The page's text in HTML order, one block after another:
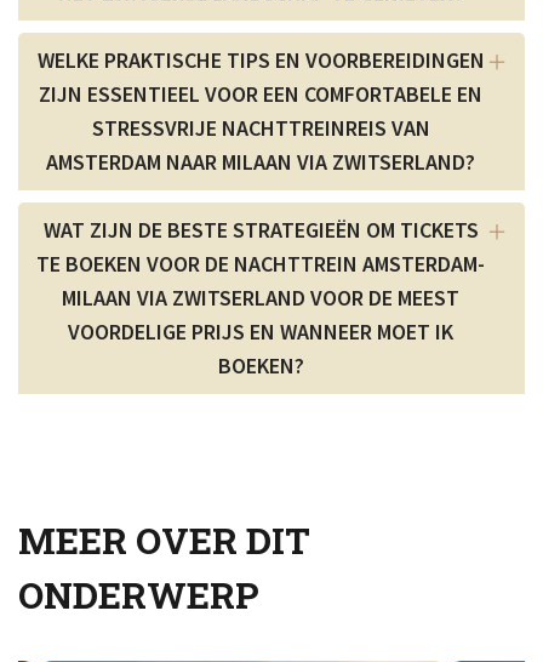
WELKE PRAKTISCHE TIPS EN VOORBEREIDINGEN
ZIJN ESSENTIEEL VOOR EEN COMFORTABELE EN
STRESSVRIJE NACHTTREINREIS VAN
AMSTERDAM NAAR MILAAN VIA ZWITSERLAND?
WAT ZIJN DE BESTE STRATEGIEËN OM TICKETS
TE BOEKEN VOOR DE NACHTTREIN AMSTERDAM-
MILAAN VIA ZWITSERLAND VOOR DE MEEST
VOORDELIGE PRIJS EN WANNEER MOET IK
BOEKEN?
MEER OVER DIT
ONDERWERP